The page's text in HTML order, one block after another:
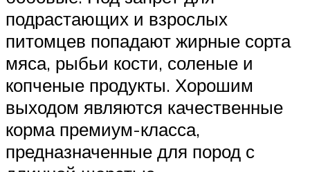
подрастающих и взрослых
питомцев попадают жирные сорта
мяса, рыбьи кости, соленые и
копченые продукты. Хорошим
выходом являются качественные
корма премиум-класса,
предназначенные для пород с